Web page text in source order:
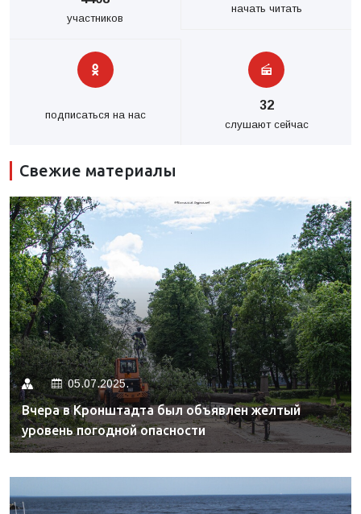
участников
начать читать
подписаться на нас
32
слушают сейчас
Свежие материалы
05.07.2025.
Вчера в Кронштадта был объявлен желтый
уровень погодной опасности